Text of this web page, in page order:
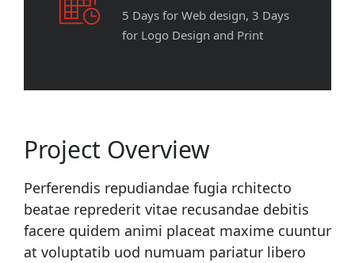
5 Days for Web design, 3 Days
for Logo Design and Print
Project Overview
Perferendis repudiandae fugia rchitecto
beatae reprederit vitae recusandae debitis
facere quidem animi placeat maxime cuuntur
at voluptatib uod numuam pariatur libero